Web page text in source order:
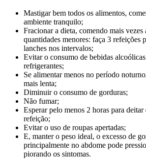
Mastigar bem todos os alimentos,
ambiente tranquilo;
Fracionar a dieta, comendo mais vezes
quantidades menores: faça 3 refeições
lanches nos intervalos;
Evitar o consumo de bebidas
refrigerantes;
Se alimentar menos no período
mais lenta;
Diminuir o consumo de gorduras;
Não fumar;
Esperar pelo menos 2 horas para deitar
refeição;
Evitar o uso de roupas apertadas;
E, manter o peso ideal, o excesso de
principalmente no abdome pode
piorando os sintomas.